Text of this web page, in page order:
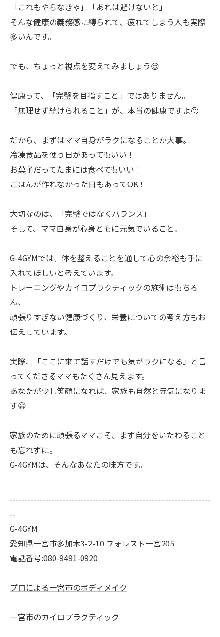
「これもやらなきゃ」「あれは避けないと」
そんな健康の義務感に縛られて、疲れてしまう人も実際
多いんです。
でも、ちょっと視点を変えてみましょう😌
健康って、「完璧を目指すこと」ではありません。
「無理せず続けられること」が、本当の健康ですよ🙂
だから、まずはママ自身がラクになることが大事。
冷凍食品を使う日があってもいい！
お菓子だってたまには食べてもいい！
ごはんが作れなかった日もあってOK！
大切なのは、「完璧ではなくバランス」
そして、ママ自身が心身ともに元気でいること。
G-4GYMでは、体を整えることを通して心の余裕も手に
入れてほしいと考えています。
トレーニングやカイロプラクティックの施術はもちろ
ん、
頑張りすぎない健康づくり、栄養についての考え方もお
伝えしています。
実際、「ここに来て話すだけでも気がラクになる」と言
ってくださるママもたくさん見えます。
あなたが少し笑顔になれば、家族も自然と元気になりま
す😀
家族のために頑張るママこそ、まず自分をいたわること
も忘れずに。
G-4GYMは、そんなあなたの味方です。
--------------------------------------------------------------------
--
G-4GYM
愛知県一宮市多加木3-2-10 フォレスト一宮205
電話番号:080-9491-0920
プロによる一宮市のボディメイク
一宮市のカイロプラクティック